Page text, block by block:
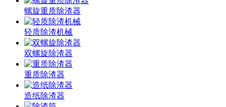
螺旋重质除渣器
轻质除渣机械
双螺旋除渣器
重质除渣器
造纸除渣器